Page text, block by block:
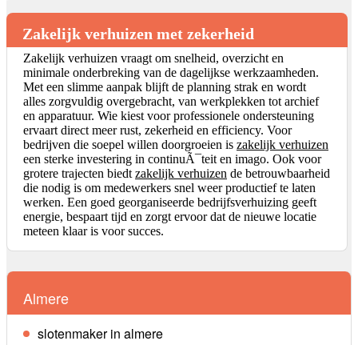
Zakelijk verhuizen met zekerheid
Zakelijk verhuizen vraagt om snelheid, overzicht en
minimale onderbreking van de dagelijkse werkzaamheden.
Met een slimme aanpak blijft de planning strak en wordt
alles zorgvuldig overgebracht, van werkplekken tot archief
en apparatuur. Wie kiest voor professionele ondersteuning
ervaart direct meer rust, zekerheid en efficiency. Voor
bedrijven die soepel willen doorgroeien is zakelijk verhuizen
een sterke investering in continuÃ¯teit en imago. Ook voor
grotere trajecten biedt zakelijk verhuizen de betrouwbaarheid
die nodig is om medewerkers snel weer productief te laten
werken. Een goed georganiseerde bedrijfsverhuizing geeft
energie, bespaart tijd en zorgt ervoor dat de nieuwe locatie
meteen klaar is voor succes.
Almere
slotenmaker in almere